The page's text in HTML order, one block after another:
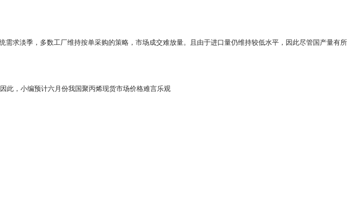
求淡季，多数工厂维持按单采购的策略，市场成交难放量。且由于进口量仍维持较低水平，因此尽管国产量有所
此，小编预计六月份我国聚丙烯现货市场价格难言乐观